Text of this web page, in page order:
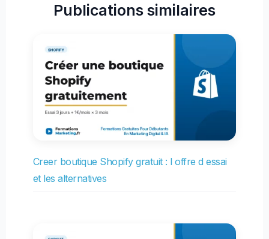
Publications similaires
Creer boutique Shopify gratuit : l offre d essai
et les alternatives